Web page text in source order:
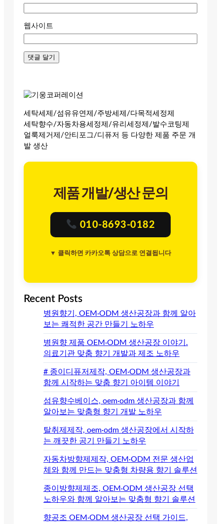
웹사이트
세탁세제/섬유유연제/주방세제/다목적세정제
세탁향수/자동차용세정제/유리세정제/발수코팅제
얼룩제거제/안티포그/디퓨저 등 다양한 제품 주문 개
발 생산
제품 개발/생산 문의
010-8693-0182
▼ 클릭하면 카카오톡 상담으로 연결됩니다
Recent Posts
병원향기, OEM·ODM 생산공장과 함께 알아
보는 쾌적한 공간 만들기 노하우
병원향 제품 OEM·ODM 생산공장 이야기.
의료기관 맞춤 향기 개발과 제조 노하우
# 종이디퓨저제작, OEM·ODM 생산공장과
함께 시작하는 맞춤 향기 아이템 이야기
섬유향수베이스, oem·odm 생산공장과 함께
알아보는 맞춤형 향기 개발 노하우
탈취제제작, oem·odm 생산공장에서 시작하
는 깨끗한 공기 만들기 노하우
자동차방향제제작, OEM·ODM 전문 생산업
체와 함께 만드는 맞춤형 차량용 향기 솔루션
종이방향제제조, OEM·ODM 생산공장 선택
노하우와 함께 알아보는 맞춤형 향기 솔루션
향공조 OEM·ODM 생산공장 선택 가이드,